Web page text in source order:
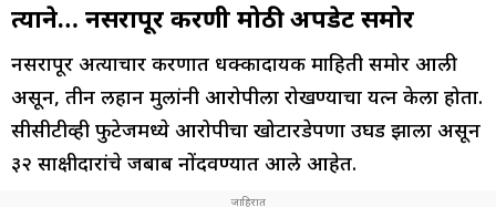
त्याने… नसरापूर प्रकरणी मोठी अपडेट समोर
नसरापूर अत्याचार प्रकरणात धक्कादायक माहिती समोर आली
असून, तीन लहान मुलांनी आरोपीला रोखण्याचा प्रयत्न केला होता.
सीसीटीव्ही फुटेजमध्ये आरोपीचा खोटारडेपणा उघड झाला असून
३२ साक्षीदारांचे जबाब नोंदवण्यात आले आहेत.